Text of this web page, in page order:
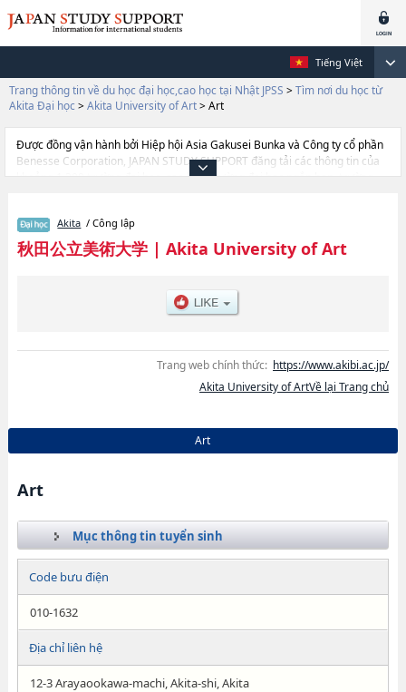
Tiếng Việt
Trang thông tin về du học đại học,cao học tại Nhật JPSS > Tìm nơi du học từ
Akita Đại học > Akita University of Art> Art
Được đồng vận hành bởi Hiệp hội Asia Gakusei Bunka và Công ty cổ phần
Benesse Corporation, JAPAN STUDY SUPPORT đăng tải các thông tin của
khoảng 1.300 trường đại học, cao học, trường đại học ngắn hạn, trường
cần thiết dành cho du học sinh, như là về các Ngành Art, thông tin về từng
ngành học, thông tin liên quan đến thi tuyển như số lượng tuyển sinh, số
lượng trúng tuyển, cở sở trang thiết bị, hướng dẫn địa điểm v.v...
Akita / Công lập
秋田公立美術大学| Akita University of Art
Trang web chính thức: https://www.akibi.ac.jp/
Akita University of ArtVề lại Trang chủ
Art
Art
Mục thông tin tuyển sinh
Code bưu điện
010-1632
Địa chỉ liên hệ
12-3 Arayaookawa-machi, Akita-shi, Akita